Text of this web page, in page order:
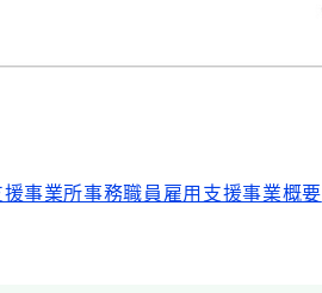
援事業所事務職員雇用支援事業概要